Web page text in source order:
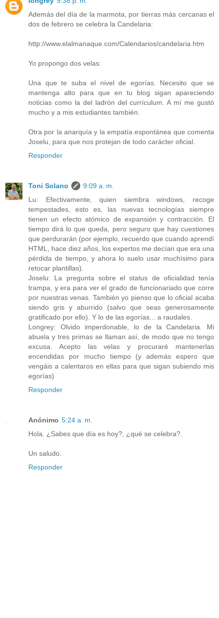
Además del día de la marmota, por tierras más cercanas el
dos de febrero se celebra la Candelaria:
http://www.elalmanaque.com/Calendarios/candelaria.htm
Yo propongo dos velas:
Una que te suba el nivel de egorías. Necesito que se
mantenga alto para que en tu blog sigan apareciendo
noticias como la del ladrón del currículum. A mí me gustó
mucho y a mis estudiantes también.
Otra por la anarquía y la empatía espontánea que comenta
Joselu, para que nos protejan de todo carácter oficial.
Responder
Toni Solano
9:09 a. m.
Lu: Efectivamente, quien siembra windows, recoge
tempestades, esto es, las nuevas tecnologías siempre
tienen un efecto atómico de expansión y contracción. El
tiempo dirá lo que queda, pero seguro que hay cuestiones
que perdurarán (por ejemplo, recuerdo que cuando aprendí
HTML, hace diez años, los expertos me decían que era una
pérdida de tiempo, y ahora lo suelo usar muchísimo para
retocar plantillas).
Joselu: La pregunta sobre el status de oficialidad tenía
trampa, y era para ver el grado de funcionariado que corre
por nuestras venas. También yo pienso que lo oficial acaba
siendo gris y aburrido (salvo que seas generosamente
gratificado por ello). Y lo de las egorías... a raudales.
Longrey: Olvido imperdonable, lo de la Candelaria. Mi
abuela y tres primas se llaman así, de modo que no tengo
excusa. Acepto las velas y procuraré mantenerlas
encendidas por mucho tiempo (y además espero que
vengáis a calentaros en ellas para que sigan subiendo mis
egorías)
Responder
Anónimo 5:24 a. m.
Hola. ¿Sabes que día es hoy?, ¿qué se celebra?.
Un saludo.
Responder